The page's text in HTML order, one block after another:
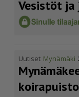
Vesistöt ja
Uutiset Mynämäki
koirapuisto